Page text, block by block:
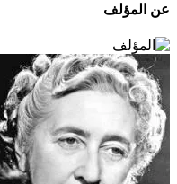
عن المؤلف